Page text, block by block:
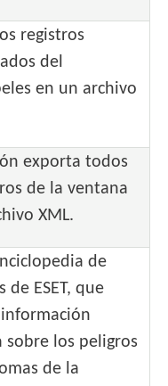
registros
del
en un archivo
exporta todos
de la ventana
XML.
de
de ESET, que
sobre los peligros
de la